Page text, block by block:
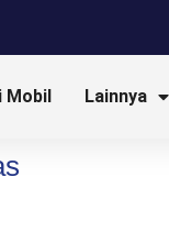
Mobil Lainnya